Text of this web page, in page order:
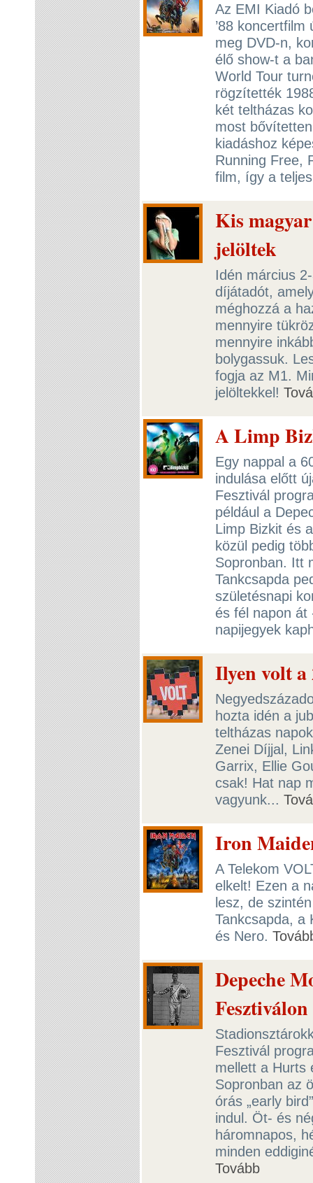
Az EMI Kiadó
’88
meg DVD-n,
élő show-t a
World Tour
rögzítették
két teltházas
most
kiadáshoz
Running Free,
film, így a
Kis
jelöltek
Idén március
díjátadót,
méghozzá a
mennyire
mennyire
bolygassuk.
fogja az M1.
jelöltekkel!
A Limp
Egy nappal a
indulása előtt
Fesztivál
például a
Limp Bizkit és
közül pedig
Sopronban. Itt
Tankcsapda
születésnapi
és fél napon át
napijegyek
Ilyen volt
hozta idén a
teltházas
Zenei Díjjal,
Garrix, Ellie
csak! Hat nap
vagyunk...
Iron
A Telekom
elkelt! Ezen a
lesz, de
Tankcsapda, a
és Nero.
Depeche
Fesztiválon
Fesztivál
mellett a Hurts
Sopronban az
órás „early
indul. Öt- és
háromnapos,
minden
Tovább